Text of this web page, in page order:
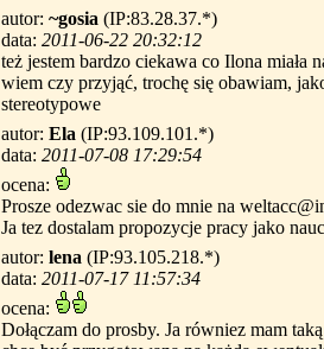
autor: ~gosia (IP:83.28.37.*)
data: 2011-06-22 20:32:12
też jestem bardzo ciekawa co Ilona miała
wiem czy przyjąć, trochę się obawiam,
stereotypowe
autor: Ela (IP:93.109.101.*)
data: 2011-07-08 17:29:54
ocena:
Prosze odezwac sie do mnie na
Ja tez dostalam propozycje pracy jako
autor: lena (IP:93.105.218.*)
data: 2011-07-17 11:57:34
ocena:
Dołączam do prosby. Ja równiez mam